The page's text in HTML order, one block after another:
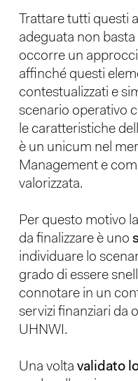
Trattare tutti questi
adeguata non
occorre un
affinché questi
contestualizzati e
scenario operativo
le caratteristiche
è un unicum nel
Management e
valorizzata.
Per questo motivo
da finalizzare è uno
individuare lo
grado di essere
connotare in un
servizi finanziari da
UHNWI.
Una volta validato